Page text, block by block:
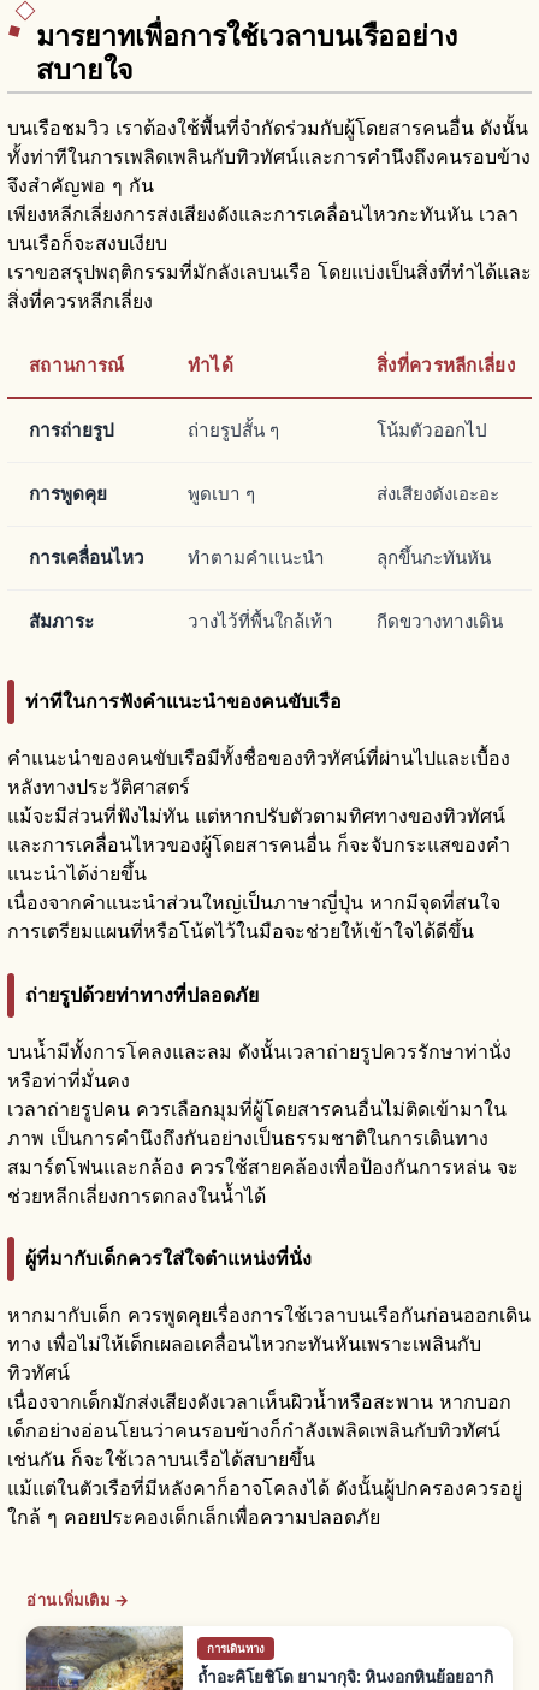
มารยาทเพื่อการใช้เวลาบนเรืออย่าง
สบายใจ
บนเรือชมวิว เราต้องใช้พื้นที่จำกัดร่วมกับผู้โดยสารคนอื่น ดังนั้น
ทั้งท่าทีในการเพลิดเพลินกับทิวทัศน์และการคำนึงถึงคนรอบข้าง
จึงสำคัญพอ ๆ กัน
เพียงหลีกเลี่ยงการส่งเสียงดังและการเคลื่อนไหวกะทันหัน เวลา
บนเรือก็จะสงบเงียบ
เราขอสรุปพฤติกรรมที่มักลังเลบนเรือ โดยแบ่งเป็นสิ่งที่ทำได้และ
สิ่งที่ควรหลีกเลี่ยง
สถานการณ์ ทำได้ สิ่งที่ควรหลีกเลี่ยง
การถ่ายรูป ถ่ายรูปสั้น ๆ โน้มตัวออกไป
การพูดคุย พูดเบา ๆ ส่งเสียงดังเอะอะ
การเคลื่อนไหว ทำตามคำแนะนำ ลุกขึ้นกะทันหัน
สัมภาระ วางไว้ที่พื้นใกล้เท้า กีดขวางทางเดิน
ท่าทีในการฟังคำแนะนำของคนขับเรือ
คำแนะนำของคนขับเรือมีทั้งชื่อของทิวทัศน์ที่ผ่านไปและเบื้อง
หลังทางประวัติศาสตร์
แม้จะมีส่วนที่ฟังไม่ทัน แต่หากปรับตัวตามทิศทางของทิวทัศน์
และการเคลื่อนไหวของผู้โดยสารคนอื่น ก็จะจับกระแสของคำ
แนะนำได้ง่ายขึ้น
เนื่องจากคำแนะนำส่วนใหญ่เป็นภาษาญี่ปุ่น หากมีจุดที่สนใจ
การเตรียมแผนที่หรือโน้ตไว้ในมือจะช่วยให้เข้าใจได้ดีขึ้น
ถ่ายรูปด้วยท่าทางที่ปลอดภัย
บนน้ำมีทั้งการโคลงและลม ดังนั้นเวลาถ่ายรูปควรรักษาท่านั่ง
หรือท่าที่มั่นคง
เวลาถ่ายรูปคน ควรเลือกมุมที่ผู้โดยสารคนอื่นไม่ติดเข้ามาใน
ภาพ เป็นการคำนึงถึงกันอย่างเป็นธรรมชาติในการเดินทาง
สมาร์ตโฟนและกล้อง ควรใช้สายคล้องเพื่อป้องกันการหล่น จะ
ช่วยหลีกเลี่ยงการตกลงในน้ำได้
ผู้ที่มากับเด็กควรใส่ใจตำแหน่งที่นั่ง
หากมากับเด็ก ควรพูดคุยเรื่องการใช้เวลาบนเรือกันก่อนออกเดิน
ทาง เพื่อไม่ให้เด็กเผลอเคลื่อนไหวกะทันหันเพราะเพลินกับ
ทิวทัศน์
เนื่องจากเด็กมักส่งเสียงดังเวลาเห็นผิวน้ำหรือสะพาน หากบอก
เด็กอย่างอ่อนโยนว่าคนรอบข้างก็กำลังเพลิดเพลินกับทิวทัศน์
เช่นกัน ก็จะใช้เวลาบนเรือได้สบายขึ้น
แม้แต่ในตัวเรือที่มีหลังคาก็อาจโคลงได้ ดังนั้นผู้ปกครองควรอยู่
ใกล้ ๆ คอยประคองเด็กเล็กเพื่อความปลอดภัย
อ่านเพิ่มเติม →
การเดินทาง
ถ้ำอะคิโยชิโด ยามากุจิ: หินงอกหินย้อยอากิ